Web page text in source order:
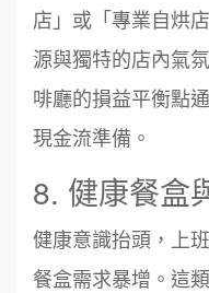
店」或「專業自烘
源與獨特的店內氣
啡廳的損益平衡點
現金流準備。
8. 健康餐盒
健康意識抬頭，上
餐盒需求暴增。這